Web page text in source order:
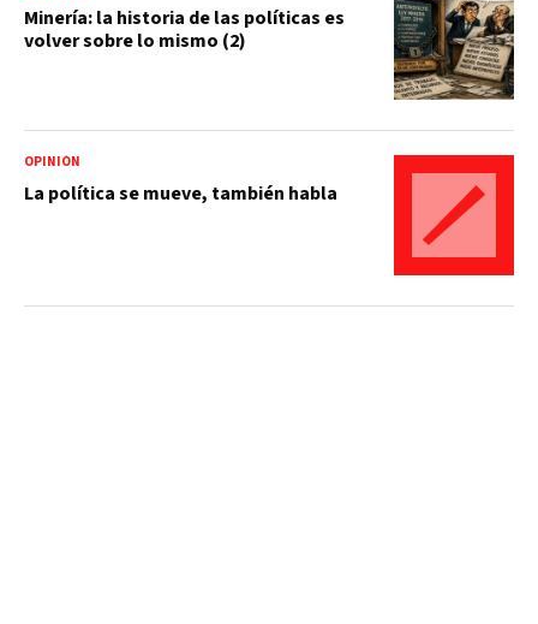
Minería: la historia de las políticas es
volver sobre lo mismo (2)
OPINIÓN
La política se mueve, también habla